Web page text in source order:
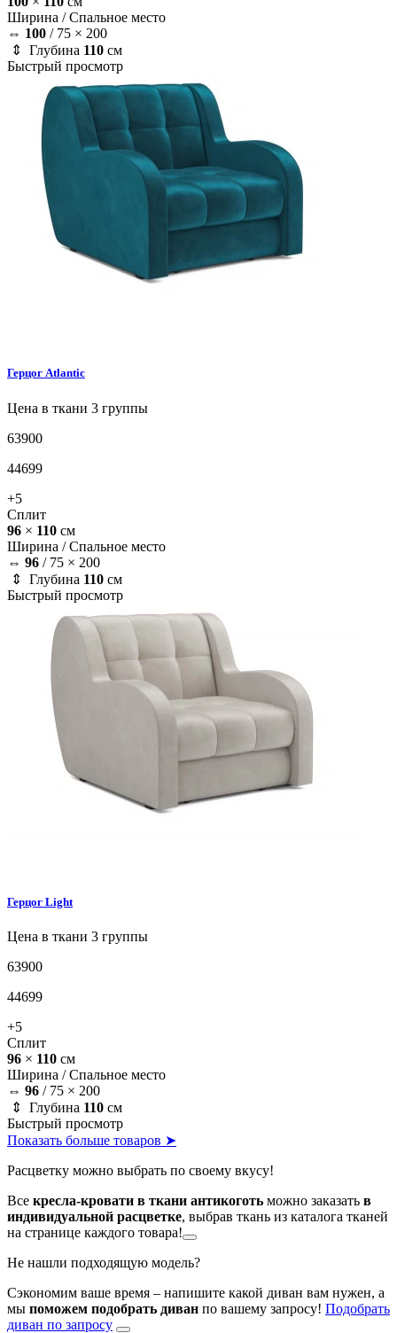
Ширина /Спальное место
⇔ 100 / 75 × 200
⇕ Глубина 110 см
Быстрый просмотр
Герцог Atlantic
Цена в ткани 3 группы
63900
44699
+5
Сплит
96 × 110 см
Ширина /Спальное место
⇔ 96 / 75 × 200
⇕ Глубина 110 см
Быстрый просмотр
Герцог Light
Цена в ткани 3 группы
63900
44699
+5
Сплит
96 × 110 см
Ширина /Спальное место
⇔ 96 / 75 × 200
⇕ Глубина 110 см
Быстрый просмотр
Показать больше товаров ➤
Расцветку можно выбрать по своему вкусу!
Все кресла-кровати в ткани антикоготь можно заказать в
индивидуальной расцветке, выбрав ткань из каталога тканей
на странице каждого товара!
Не нашли подходящую модель?
Сэкономим ваше время – напишите какой диван вам нужен, а
мы поможем подобрать диван по вашему запросу! Подобрать
диван по запросу